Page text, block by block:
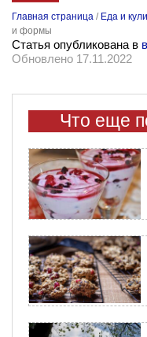
Главная страница / Еда и
и формы
Статья опубликована в
Обновлено 17.11.2022
Что еще